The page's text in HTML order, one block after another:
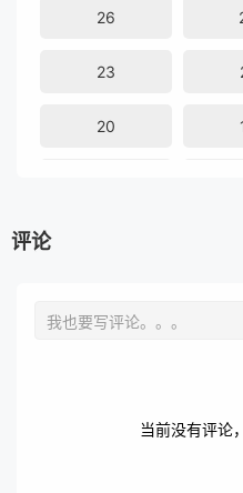
26
23
20
评论
当前没有评论